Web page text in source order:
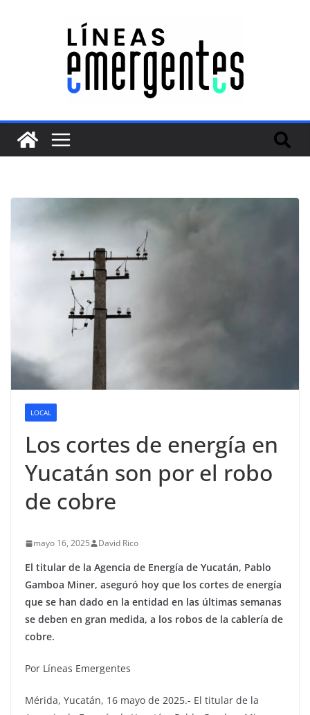
LOCAL
Los cortes de energía en
Yucatán son por el robo
de cobre
mayo 16, 2025 David Rico
El titular de la Agencia de Energía de Yucatán, Pablo
Gamboa Miner, aseguró hoy que los cortes de energía
que se han dado en la entidad en las últimas semanas
se deben en gran medida, a los robos de la cablería de
cobre.
Por Líneas Emergentes
Mérida, Yucatán, 16 mayo de 2025.- El titular de la